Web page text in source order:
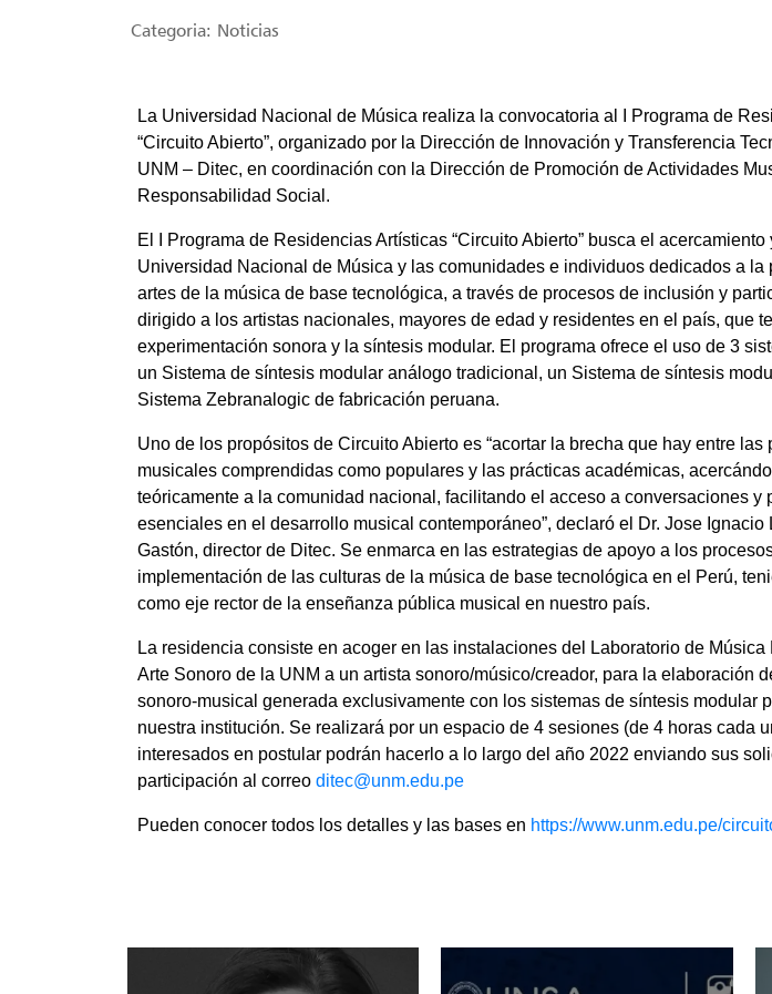
Categoria: Noticias
La Universidad Nacional de Música realiza la convocatoria al I Programa de
“Circuito Abierto”, organizado por la Dirección de Innovación y Transferencia
UNM – Ditec, en coordinación con la Dirección de Promoción de Actividades
Responsabilidad Social.
El I Programa de Residencias Artísticas “Circuito Abierto” busca el
Universidad Nacional de Música y las comunidades e individuos dedicados a la
artes de la música de base tecnológica, a través de procesos de inclusión y
dirigido a los artistas nacionales, mayores de edad y residentes en el país, que
experimentación sonora y la síntesis modular. El programa ofrece el uso de 3
un Sistema de síntesis modular análogo tradicional, un Sistema de síntesis
Sistema Zebranalogic de fabricación peruana.
Uno de los propósitos de Circuito Abierto es “acortar la brecha que hay entre las
musicales comprendidas como populares y las prácticas académicas,
teóricamente a la comunidad nacional, facilitando el acceso a conversaciones y
esenciales en el desarrollo musical contemporáneo”, declaró el Dr. Jose Ignacio
Gastón, director de Ditec. Se enmarca en las estrategias de apoyo a los
implementación de las culturas de la música de base tecnológica en el Perú,
como eje rector de la enseñanza pública musical en nuestro país.
La residencia consiste en acoger en las instalaciones del Laboratorio de Música
Arte Sonoro de la UNM a un artista sonoro/músico/creador, para la elaboración
sonoro-musical generada exclusivamente con los sistemas de síntesis modular
nuestra institución. Se realizará por un espacio de ­4 sesiones (de ­4 horas cada
interesados en postular podrán hacerlo a lo largo del año 2022 enviando sus
participación al correo ditec@unm.edu.pe
Pueden conocer todos los detalles y las bases en https://www.unm.edu.pe/